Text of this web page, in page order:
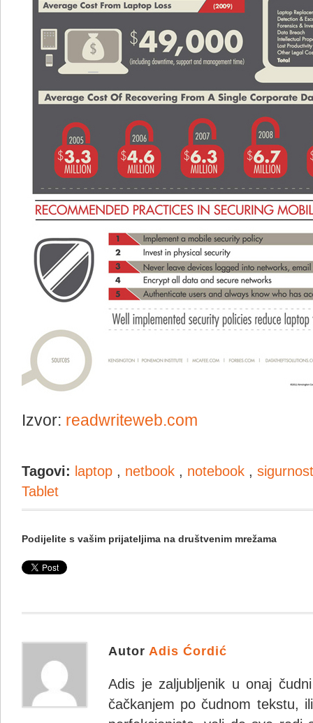
Izvor: readwriteweb.com
Tagovi: laptop , netbook , notebook ,
Tablet
Podijelite s vašim prijateljima na društvenim mrežama
Autor Adis Ćordić
Adis je zaljubljenik u onaj
čačkanjem po čudnom tekstu,